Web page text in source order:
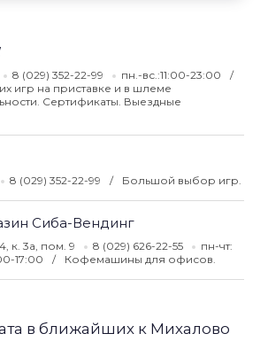
8 (029) 352-22-99
пн.-вс.:11:00-23:00
игр на приставке и в шлеме
Сертификаты. Выездные
8 (029) 352-22-99 Большой выбор игр.
Сиба-Вендинг
к. 3а, пом. 9 8 (029) 626-22-55
пн-чт:
17:00
Кофемашины для офисов.
в ближайших к Михалово